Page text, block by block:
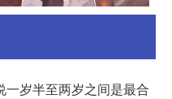
岁半至两岁之间是最合